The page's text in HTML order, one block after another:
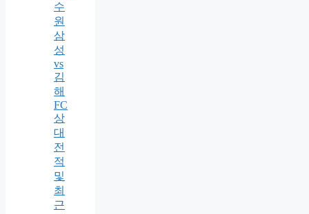
수
원
삼
성
vs
김
해
FC
상
대
전
적
및
최
근